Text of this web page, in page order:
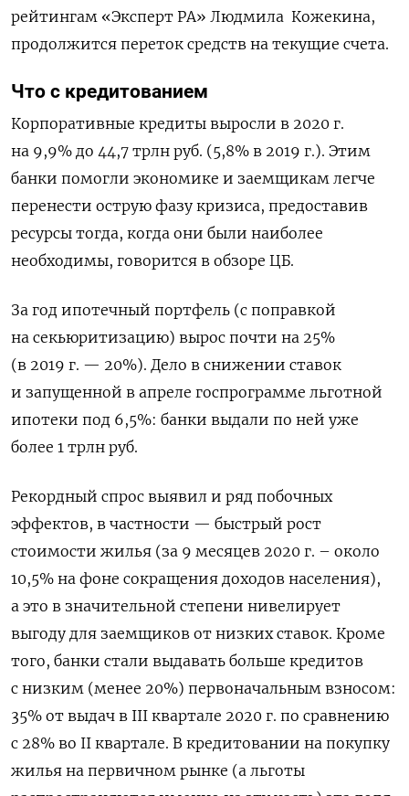
рейтингам «Эксперт РА» Людмила Кожекина,
продолжится переток средств на текущие счета.
Что с кредитованием
Корпоративные кредиты выросли в 2020 г.
на 9,9% до 44,7 трлн руб. (5,8% в 2019 г.). Этим
банки помогли экономике и заемщикам легче
перенести острую фазу кризиса, предоставив
ресурсы тогда, когда они были наиболее
необходимы, говорится в обзоре ЦБ.
За год ипотечный портфель (с поправкой
на секьюритизацию) вырос почти на 25%
(в 2019 г. — 20%). Дело в снижении ставок
и запущенной в апреле госпрограмме льготной
ипотеки под 6,5%: банки выдали по ней уже
более 1 трлн руб.
Рекордный спрос выявил и ряд побочных
эффектов, в частности — быстрый рост
стоимости жилья (за 9 месяцев 2020 г. – около
10,5% на фоне сокращения доходов населения),
а это в значительной степени нивелирует
выгоду для заемщиков от низких ставок. Кроме
того, банки стали выдавать больше кредитов
с низким (менее 20%) первоначальным взносом:
35% от выдач в III квартале 2020 г. по сравнению
с 28% во II квартале. В кредитовании на покупку
жилья на первичном рынке (а льготы